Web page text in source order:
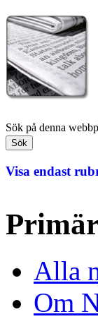
Sök på denna
Visa endast
Alla
Om